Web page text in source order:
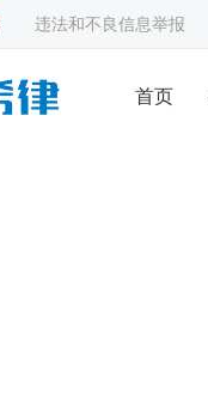
违法和不良信息举报
首页